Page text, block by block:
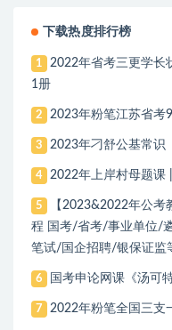
下载热度排行榜
1
2022年省考三更学长
1册
2 2023年粉笔江苏省考
3 2023年刁舒公基常识
4 2022年上岸村母题课
5
【2023&2022年公
程 国考/省考/事业单位/
笔试/国企招聘/银保证监
6 国考申论网课《汤可
7 2022年粉笔全国三支